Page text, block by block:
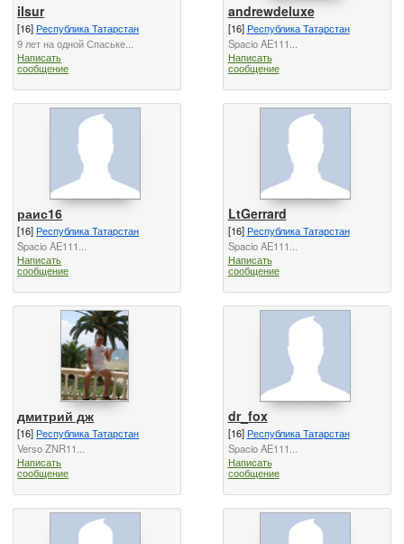
ilsur
[16]Республика Татарстан
9 лет на одной Спаське...
Написать
сообщение
andrewdeluxe
[16]Республика Татарстан
Spacio AE111...
Написать
сообщение
раис16
[16]Республика Татарстан
Spacio AE111...
Написать
сообщение
LtGerrard
[16]Республика Татарстан
Spacio AE111...
Написать
сообщение
дмитрий дж
[16]Республика Татарстан
Verso ZNR11...
Написать
сообщение
dr_fox
[16]Республика Татарстан
Spacio AE111...
Написать
сообщение